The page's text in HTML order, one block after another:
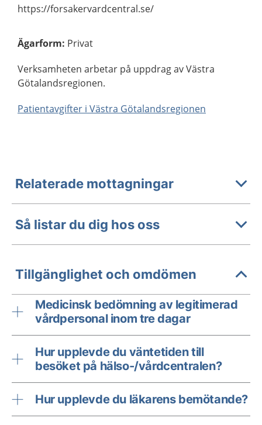
https://forsakervardcentral.se/
Ägarform: Privat
Verksamheten arbetar på uppdrag av Västra
Götalandsregionen.
Patientavgifter i Västra Götalandsregionen
Relaterade mottagningar
Så listar du dig hos oss
Tillgänglighet och omdömen
Medicinsk bedömning av legitimerad
vårdpersonal inom tre dagar
Hur upplevde du väntetiden till
besöket på hälso-/vårdcentralen?
Hur upplevde du läkarens bemötande?